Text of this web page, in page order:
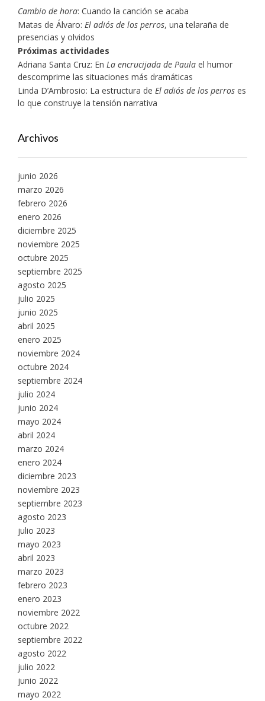
Cambio de hora: Cuando la canción se acaba
Matas de Álvaro: El adiós de los perros, una telaraña de
presencias y olvidos
Próximas actividades
Adriana Santa Cruz: En La encrucijada de Paula el humor
descomprime las situaciones más dramáticas
Linda D’Ambrosio: La estructura de El adiós de los perros es
lo que construye la tensión narrativa
Archivos
junio 2026
marzo 2026
febrero 2026
enero 2026
diciembre 2025
noviembre 2025
octubre 2025
septiembre 2025
agosto 2025
julio 2025
junio 2025
abril 2025
enero 2025
noviembre 2024
octubre 2024
septiembre 2024
julio 2024
junio 2024
mayo 2024
abril 2024
marzo 2024
enero 2024
diciembre 2023
noviembre 2023
septiembre 2023
agosto 2023
julio 2023
mayo 2023
abril 2023
marzo 2023
febrero 2023
enero 2023
noviembre 2022
octubre 2022
septiembre 2022
agosto 2022
julio 2022
junio 2022
mayo 2022